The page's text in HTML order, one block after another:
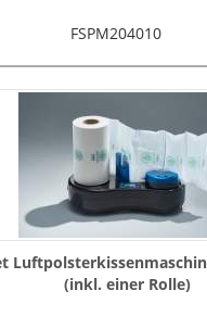
FSPM204010
(inkl. einer Rolle)